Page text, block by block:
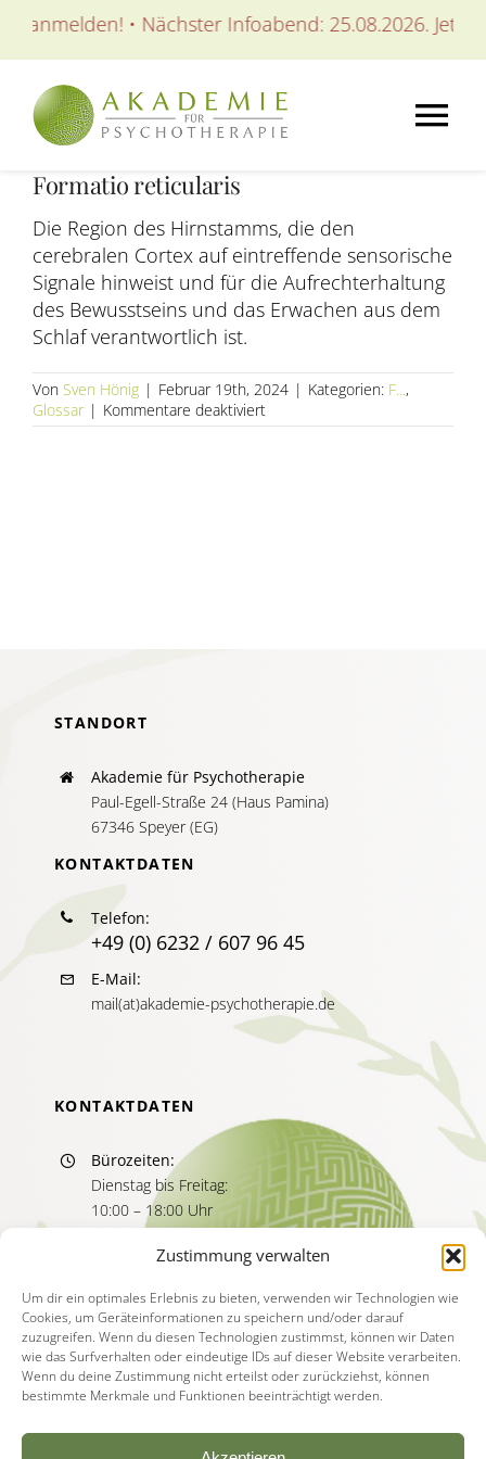
Zustimmung verwalten
Um dir ein optimales Erlebnis zu bieten, verwenden wir Technologien wie
Cookies, um Geräteinformationen zu speichern und/oder darauf
zuzugreifen. Wenn du diesen Technologien zustimmst, können wir Daten
wie das Surfverhalten oder eindeutige IDs auf dieser Website verarbeiten.
Wenn du deine Zustimmung nicht erteilst oder zurückziehst, können
bestimmte Merkmale und Funktionen beeinträchtigt werden.
Inhalt
springen
anmelden! • Nächster Infoabend: 25.08.2026. Jetzt
AKADEMIE
AUSBILDUNGEN
WEITERBILDUNGEN
SEMINARE / KURSE
Formatio reticularis
Die Region des Hirnstamms, die den
cerebralen Cortex auf eintreffende sensorische
Signale hinweist und für die Aufrechterhaltung
des Bewusstseins und das Erwachen aus dem
Schlaf verantwortlich ist.
Von Sven Hönig | Februar 19th, 2024 | Kategorien: F...,
Glossar | Kommentare deaktiviertfür
Formatio
STANDORT
Akademie für Psychotherapie
Paul-Egell-Straße 24 (Haus Pamina)
67346 Speyer (EG)
KONTAKTDATEN
Telefon:
+49 (0) 6232 / 607 96 45
E-Mail:
mail(at)akademie-psychotherapie.de
KONTAKTDATEN
Bürozeiten:
Dienstag bis Freitag:
10:00 – 18:00 Uhr
Sprechzeiten:
11:00 – 13:00 Uhr
15:00 – 17:00 Uhr